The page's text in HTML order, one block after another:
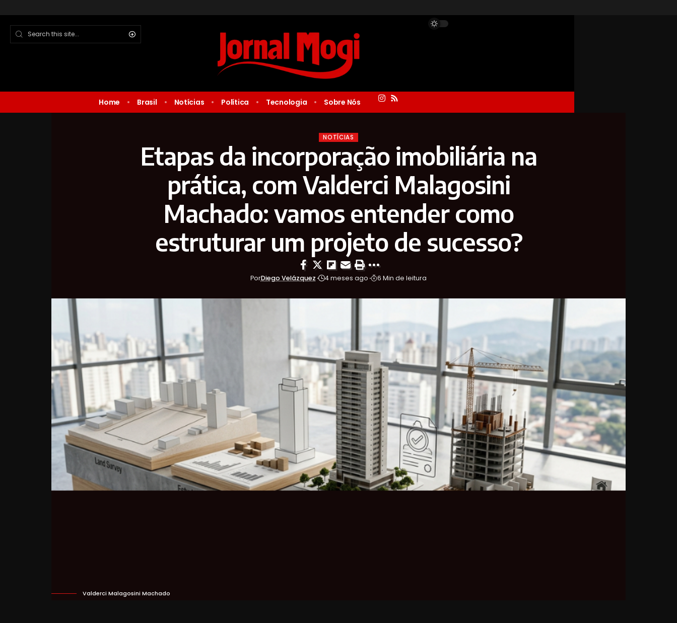
Home Brasil Notícias Política Tecnologia Sobre Nós
NOTÍCIAS
Etapas da incorporação imobiliária na
prática, com Valderci Malagosini
Machado: vamos entender como
estruturar um projeto de sucesso?
PorDiego Velázquez 4 meses ago 6 Min de leitura
Valderci Malagosini Machado